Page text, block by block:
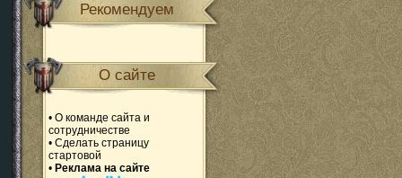
Рекомендуем
О сайте
• О команде сайта и
сотрудничестве
• Сделать страницу
стартовой
• Реклама на сайте